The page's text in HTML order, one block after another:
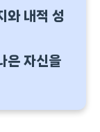
와 내적 성
은 자신을